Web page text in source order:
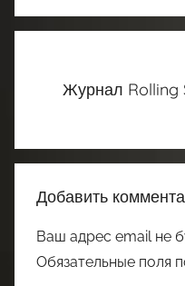
Журнал Rolling
Добавить
Ваш адрес email не
Обязательные поля